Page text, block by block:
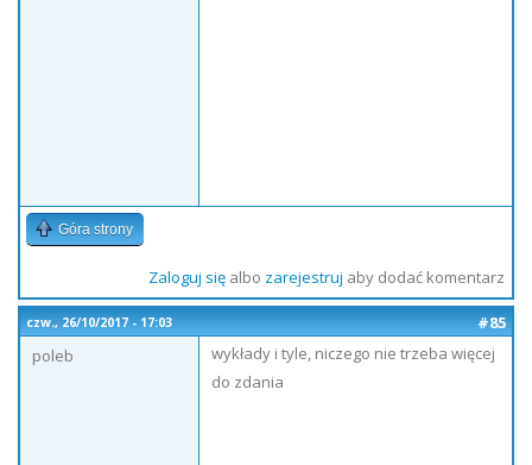
Góra strony
Zaloguj sięalbo zarejestruj aby dodać komentarz
czw., 26/10/2017 - 17:03
#85
poleb
wykłady i tyle, niczego nie trzeba więcej
do zdania